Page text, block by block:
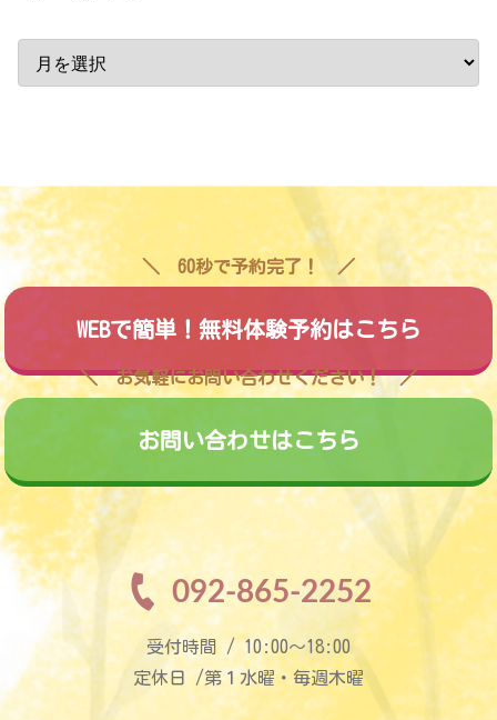
60秒で予約完了！
WEBで簡単！無料体験予約はこちら
お気軽にお問い合わせください！
お問い合わせはこちら
092-865-2252
受付時間 / 10:00〜18:00
定休日 /第１水曜・毎週木曜